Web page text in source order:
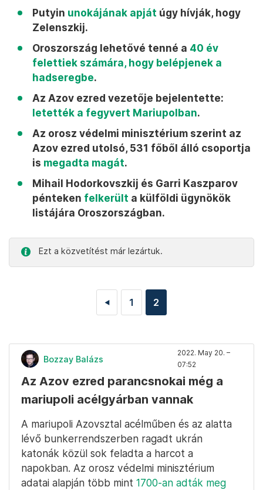
Putyin unokájának apját úgy hívják, hogy
Zelenszkij.
Oroszország lehetővé tenné a 40 év
felettiek számára, hogy belépjenek a
hadseregbe.
Az Azov ezred vezetője bejelentette:
letették a fegyvert Mariupolban.
Az orosz védelmi minisztérium szerint az
Azov ezred utolsó, 531 főből álló csoportja
is megadta magát.
Mihail Hodorkovszkij és Garri Kaszparov
pénteken felkerült a külföldi ügynökök
listájára Oroszországban.
Ezt a közvetítést már lezártuk.
◄ 1 2
Bozzay Balázs
2022. May 20. –
07:52
Az Azov ezred parancsnokai még a
mariupoli acélgyárban vannak
A mariupoli Azovsztal acélműben és az alatta
lévő bunkerrendszerben ragadt ukrán
katonák közül sok feladta a harcot a
napokban. Az orosz védelmi minisztérium
adatai alapján több mint 1700-an adták meg